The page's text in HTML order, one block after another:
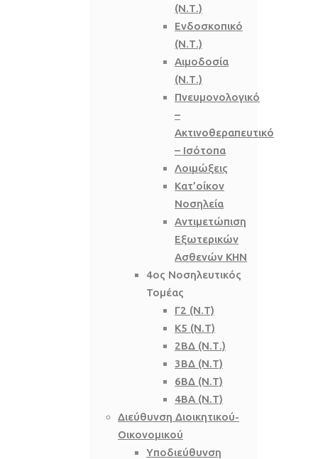
(Ν.Τ.)
Ενδοσκοπικό
(Ν.Τ.)
Αιμοδοσία
(Ν.Τ.)
Πνευμονολογικό
–
Ακτινοθεραπευτικό
– Ισότοπα
Λοιμώξεις
Κατ’οίκον
Νοσηλεία
Αντιμετώπιση
Εξωτερικών
Ασθενών ΚΗΝ
4ος Νοσηλευτικός
Τομέας
Γ2 (Ν.Τ)
Κ5 (Ν.Τ)
2ΒΔ (Ν.Τ.)
3ΒΔ (Ν.Τ)
6ΒΔ (Ν.Τ)
4ΒΑ (Ν.Τ)
Διεύθυνση Διοικητικού-
Οικονομικού
Υποδιεύθυνση